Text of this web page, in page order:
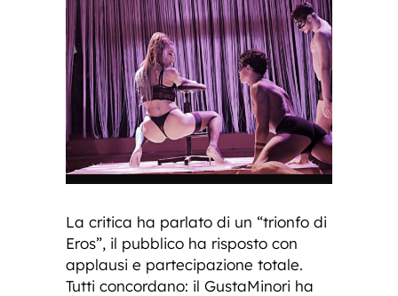
La critica ha parlato di un “trionfo di
Eros”, il pubblico ha risposto con
applausi e partecipazione totale.
Tutti concordano: il GustaMinori ha